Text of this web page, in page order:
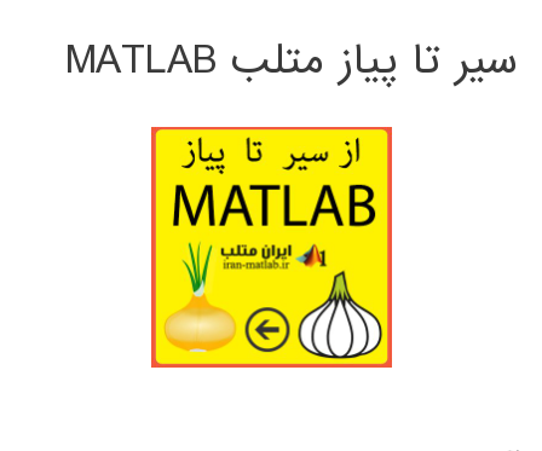
سیر تا پیاز متلب MATLAB